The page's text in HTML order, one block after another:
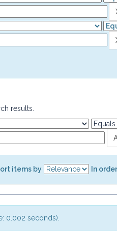
results.
items by In order
0.002 seconds).